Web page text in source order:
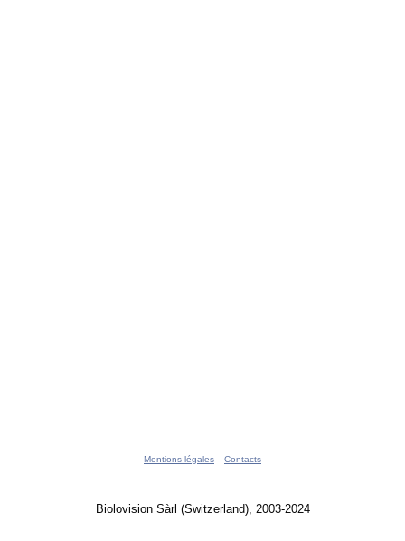
Mentions légales Contacts
Biolovision Sàrl (Switzerland), 2003-2024